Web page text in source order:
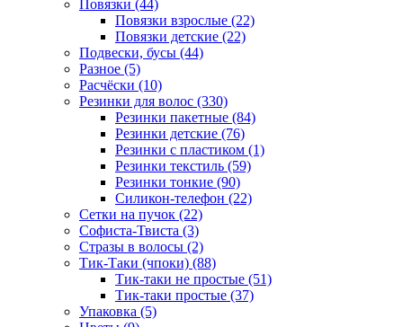
Повязки (44)
Повязки взрослые (22)
Повязки детские (22)
Подвески, бусы (44)
Разное (5)
Расчёски (10)
Резинки для волос (330)
Резинки пакетные (84)
Резинки детские (76)
Резинки с пластиком (1)
Резинки текстиль (59)
Резинки тонкие (90)
Силикон-телефон (22)
Сетки на пучок (22)
Софиста-Твиста (3)
Стразы в волосы (2)
Тик-Таки (чпоки) (88)
Тик-таки не простые (51)
Тик-таки простые (37)
Упаковка (5)